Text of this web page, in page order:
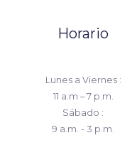
Horario
Lunes a Viernes :
11 a.m – 7 p.m.
Sábado :
9 a.m. - 3 p.m.